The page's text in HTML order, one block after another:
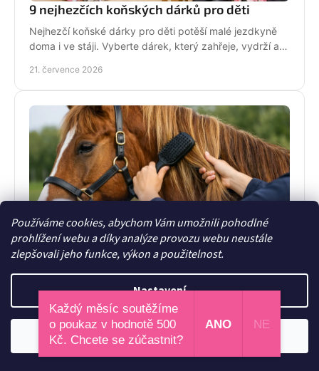
Používáme cookies, abychom Vám umožnili pohodlné
prohlížení webu a díky analýze provozu webu neustále
zlepšovali jeho funkce, výkon a použitelnost.
Nastavení
Odmítnout
9 nejhezčích koňských dárků pro děti
Nejhezčí koňské dárky pro děti potěší malé jezdkyně
doma i ve stáji. Vyberte dárek, který zahřeje, vydrží a
21. července 2026
Průvodce péčí o koňskou hřívu bez chyb
Průvodce péčí o koňskou hřívu poradí, jak šetrně mýt,
rozčesávat, zaplétat a chránit hřívu, aby byla zdravá,
lesklá a připravená do sedla po každé jízdě.
19. července 2026
Každý měsíc soutěžíme
o poukaz v hodnotě 500
Kč. Chcete se zúčastnit?
ANO NE